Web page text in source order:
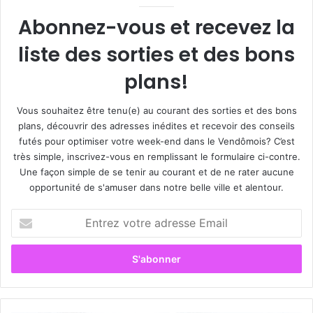
Abonnez-vous et recevez la
liste des sorties et des bons
plans!
Vous souhaitez être tenu(e) au courant des sorties et des bons
plans, découvrir des adresses inédites et recevoir des conseils
futés pour optimiser votre week-end dans le Vendômois? C’est
très simple, inscrivez-vous en remplissant le formulaire ci-contre.
Une façon simple de se tenir au courant et de ne rater aucune
opportunité de s'amuser dans notre belle ville et alentour.
t
e
z